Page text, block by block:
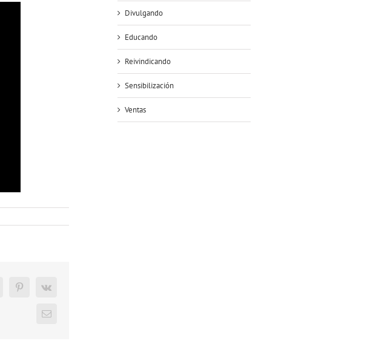
Tumblr PinterestVk
Email
Divulgando
Educando
Reivindicando
Sensibilización
Ventas